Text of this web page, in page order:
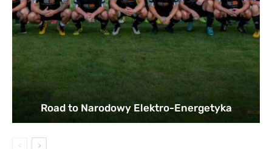
Road to Narodowy Elektro-Energetyka